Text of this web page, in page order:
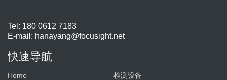
Tel: 180 0612 7183
E-mail: hanayang@focusight.net
快速导航
Home 检测设备